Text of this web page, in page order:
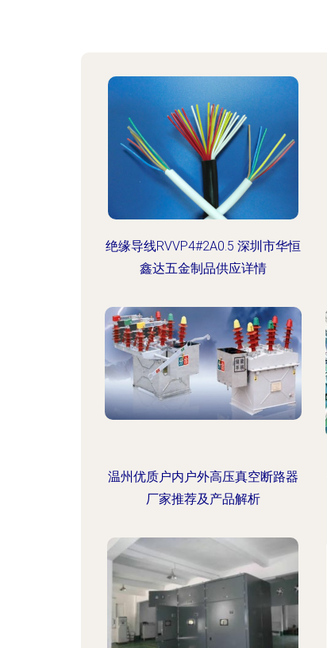
绝缘导线RVVP4#2A0.5 深圳市华恒
鑫达五金制品供应详情
温州优质户内户外高压真空断路器
厂家推荐及产品解析